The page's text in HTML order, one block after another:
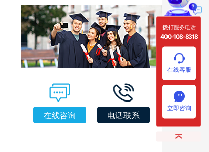
在线咨询 电话联系
拨打服务电话
400-108-8318
在线客服
立即咨询